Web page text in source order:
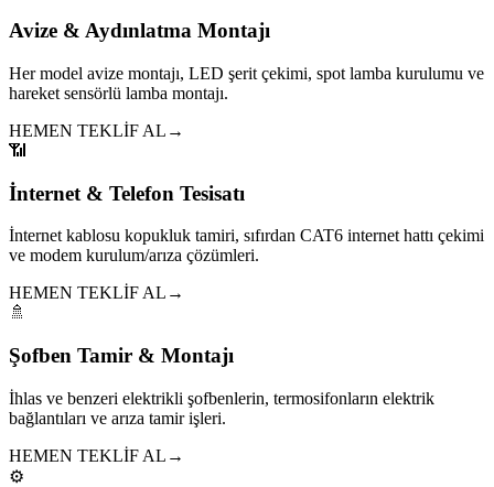
Avize & Aydınlatma Montajı
Her model avize montajı, LED şerit çekimi, spot lamba kurulumu ve
hareket sensörlü lamba montajı.
HEMEN TEKLİF AL →
📶
İnternet & Telefon Tesisatı
İnternet kablosu kopukluk tamiri, sıfırdan CAT6 internet hattı çekimi
ve modem kurulum/arıza çözümleri.
HEMEN TEKLİF AL →
🚿
Şofben Tamir & Montajı
İhlas ve benzeri elektrikli şofbenlerin, termosifonların elektrik
bağlantıları ve arıza tamir işleri.
HEMEN TEKLİF AL →
⚙️